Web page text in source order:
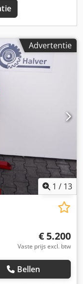
Duitsland 180€
Advertentie
1 / 13
€ 5.200
Vaste prijs excl. btw
Bellen